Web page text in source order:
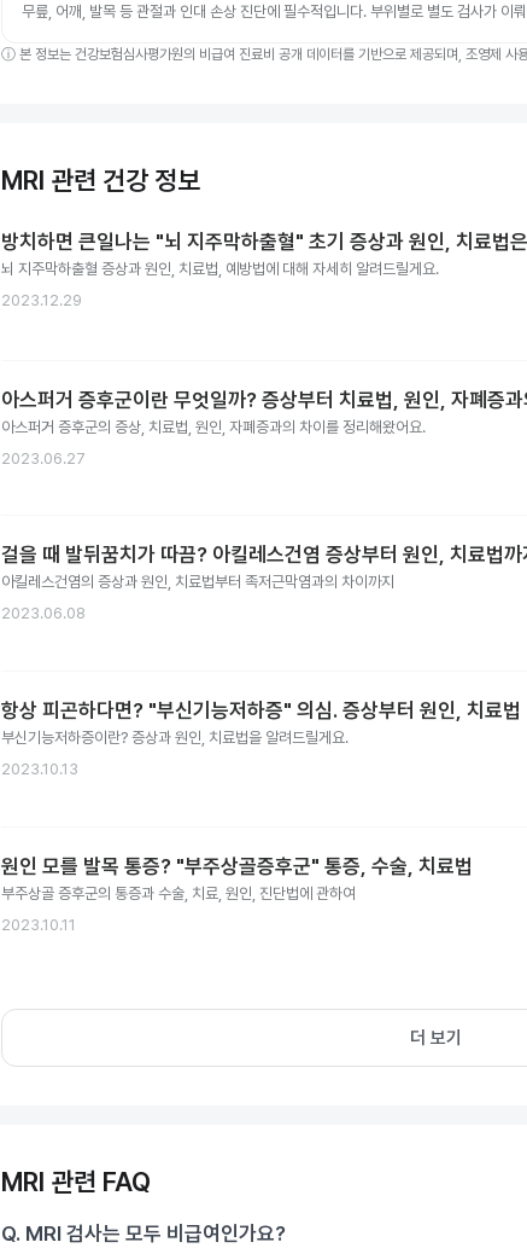
무릎, 어깨, 발목 등 관절과 인대 손상 진단에 필수적입니다. 부위별로 별도 검사가 이
ⓘ 본 정보는 건강보험심사평가원의 비급여 진료비 공개 데이터를 기반으로 제공되며, 조영제
MRI 관련 건강 정보
방치하면 큰일나는 "뇌 지주막하출혈" 초기 증상과 원인, 치료법
뇌 지주막하출혈 증상과 원인, 치료법, 예방법에 대해 자세히 알려드릴게요.
2023.12.29
아스퍼거 증후군이란 무엇일까? 증상부터 치료법, 원인, 자폐증과
아스퍼거 증후군의 증상, 치료법, 원인, 자폐증과의 차이를 정리해왔어요.
2023.06.27
걸을 때 발뒤꿈치가 따끔? 아킬레스건염 증상부터 원인, 치료법까
아킬레스건염의 증상과 원인, 치료법부터 족저근막염과의 차이까지
2023.06.08
항상 피곤하다면? "부신기능저하증" 의심. 증상부터 원인, 치료법
부신기능저하증이란? 증상과 원인, 치료법을 알려드릴게요.
2023.10.13
원인 모를 발목 통증? "부주상골증후군" 통증, 수술, 치료법
부주상골 증후군의 통증과 수술, 치료, 원인, 진단법에 관하여
2023.10.11
더 보기
MRI 관련 FAQ
Q. MRI 검사는 모두 비급여인가요?